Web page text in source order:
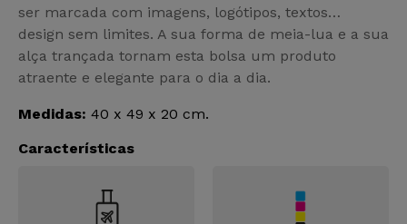
ser marcada com imagens, logótipos, textos…
design sem limites. A sua forma de meia-lua e a sua
alça trançada tornam esta bolsa um produto
atraente e elegante para o dia a dia.
Medidas: 40 x 49 x 20 cm.
Características